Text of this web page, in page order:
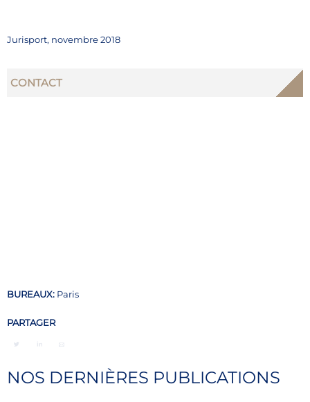
Jurisport, novembre 2018
CONTACT
BUREAUX: Paris
PARTAGER
NOS DERNIÈRES PUBLICATIONS